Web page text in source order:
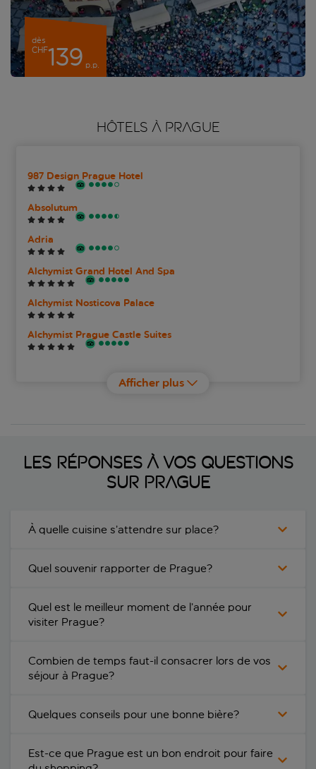
dès
CHF139 p.p.
HÔTELS À PRAGUE
987 Design Prague Hotel
Absolutum
Adria
Alchymist Grand Hotel And Spa
Alchymist Nosticova Palace
Alchymist Prague Castle Suites
Andaz Prague By Hyatt
Anyday Apartments
Ariston and Ariston Patio Hotel
Art Hotel Prague
Assenzio Prague
Astoria Hotel
Afficher plus
Les réponses à vos questions
sur Prague
À quelle cuisine s’attendre sur place?
Quel souvenir rapporter de Prague?
Quel est le meilleur moment de l’année pour
visiter Prague?
Combien de temps faut-il consacrer lors de vos
séjour à Prague?
Quelques conseils pour une bonne bière?
Est-ce que Prague est un bon endroit pour faire